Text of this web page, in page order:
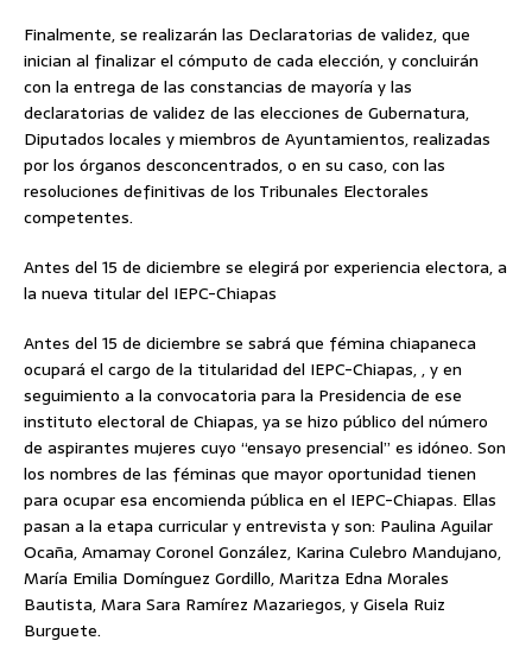
Finalmente, se realizarán las Declaratorias de validez, que
inician al finalizar el cómputo de cada elección, y concluirán
con la entrega de las constancias de mayoría y las
declaratorias de validez de las elecciones de Gubernatura,
Diputados locales y miembros de Ayuntamientos, realizadas
por los órganos desconcentrados, o en su caso, con las
resoluciones definitivas de los Tribunales Electorales
competentes.
Antes del 15 de diciembre se elegirá por experiencia electora, a
la nueva titular del IEPC-Chiapas
Antes del 15 de diciembre se sabrá que fémina chiapaneca
ocupará el cargo de la titularidad del IEPC-Chiapas, , y en
seguimiento a la convocatoria para la Presidencia de ese
instituto electoral de Chiapas, ya se hizo público del número
de aspirantes mujeres cuyo “ensayo presencial” es idóneo. Son
los nombres de las féminas que mayor oportunidad tienen
para ocupar esa encomienda pública en el IEPC-Chiapas. Ellas
pasan a la etapa curricular y entrevista y son: Paulina Aguilar
Ocaña, Amamay Coronel González, Karina Culebro Mandujano,
María Emilia Domínguez Gordillo, Maritza Edna Morales
Bautista, Mara Sara Ramírez Mazariegos, y Gisela Ruiz
Burguete.